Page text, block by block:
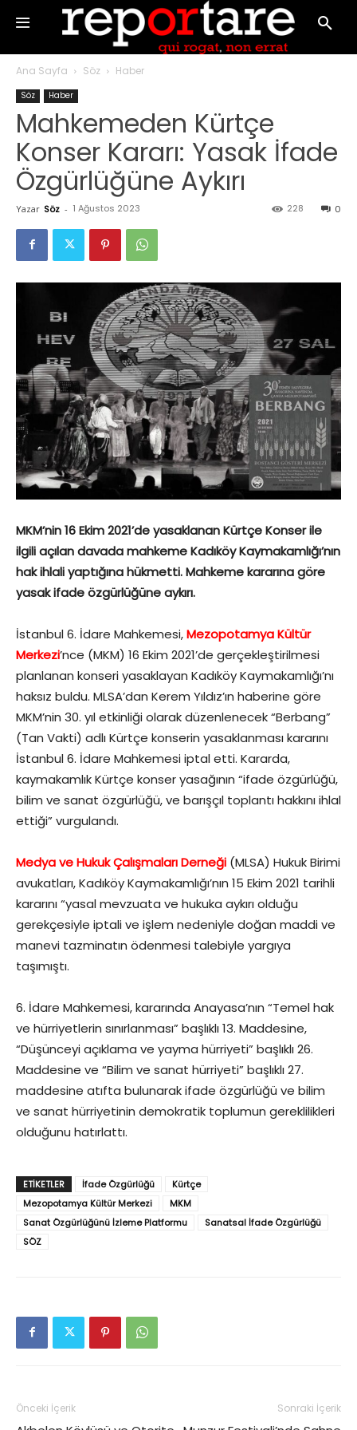
Ana Sayfa Söz Haber
Söz Haber
Mahkemeden Kürtçe
Konser Kararı: Yasak İfade
Özgürlüğüne Aykırı
Yazar Söz - 1 Ağustos 2023 0
228
MKM’nin 16 Ekim 2021’de yasaklanan Kürtçe Konser ile
ilgili açılan davada mahkeme Kadıköy Kaymakamlığı’nın
hak ihlali yaptığına hükmetti. Mahkeme kararına göre
yasak ifade özgürlüğüne aykırı.
İstanbul 6. İdare Mahkemesi,Mezopotamya Kültür
Merkezi’nce (MKM) 16 Ekim 2021’de gerçekleştirilmesi
planlanan konseri yasaklayan Kadıköy Kaymakamlığı’nı
haksız buldu. MLSA’dan Kerem Yıldız’ın haberine göre
MKM’nin 30. yıl etkinliği olarak düzenlenecek “Berbang”
(Tan Vakti) adlı Kürtçe konserin yasaklanması kararını
İstanbul 6. İdare Mahkemesi iptal etti. Kararda,
kaymakamlık Kürtçe konser yasağının “ifade özgürlüğü,
bilim ve sanat özgürlüğü, ve barışçıl toplantı hakkını ihlal
ettiği” vurgulandı.
Medya ve Hukuk Çalışmaları Derneği (MLSA) Hukuk Birimi
avukatları, Kadıköy Kaymakamlığı’nın 15 Ekim 2021 tarihli
kararını “yasal mevzuata ve hukuka aykırı olduğu
gerekçesiyle iptali ve işlem nedeniyle doğan maddi ve
manevi tazminatın ödenmesi talebiyle yargıya
taşımıştı.
6. İdare Mahkemesi, kararında Anayasa’nın “Temel hak
ve hürriyetlerin sınırlanması” başlıklı 13. Maddesine,
“Düşünceyi açıklama ve yayma hürriyeti” başlıklı 26.
Maddesine ve “Bilim ve sanat hürriyeti” başlıklı 27.
maddesine atıfta bulunarak ifade özgürlüğü ve bilim
ve sanat hürriyetinin demokratik toplumun gereklilikleri
olduğunu hatırlattı.
ETIKETLER İfade Özgürlüğü
Kürtçe
Mezopotamya Kültür Merkezi
MKM
Sanat Özgürlüğünü İzleme Platformu
Sanatsal İfade Özgürlüğü
SÖZ
Önceki İçerik Sonraki İçerik